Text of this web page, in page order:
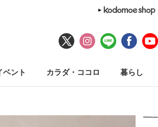
ベント カラダ・ココロ 暮らし